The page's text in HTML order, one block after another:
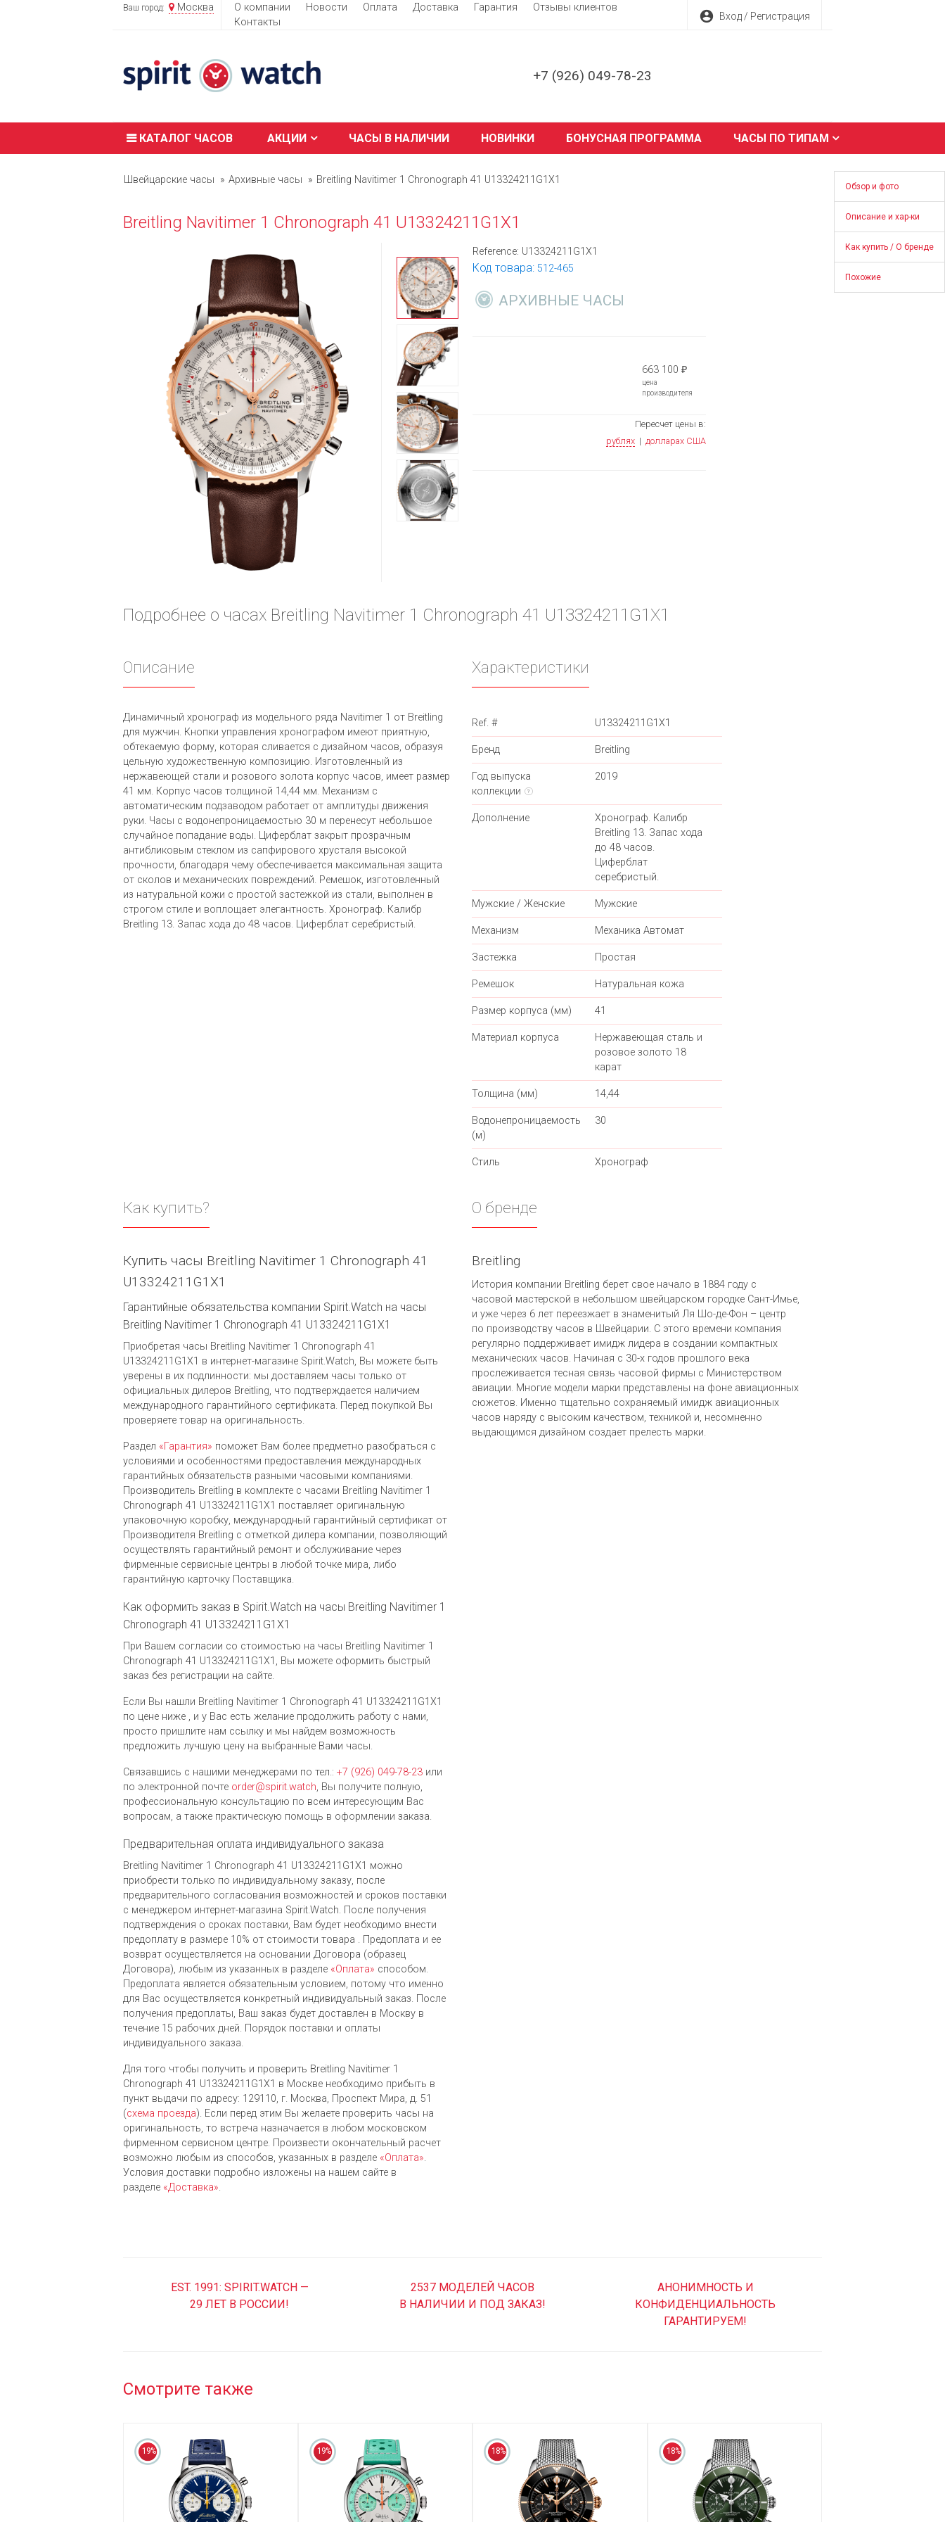
Ваш город: Москва О компании Новости Оплата Доставка Гарантия
Отзывы клиентов
Контакты
account_circle Вход / Регистрация
+7 (926) 049-78-23
КАТАЛОГ ЧАСОВ АКЦИИ ЧАСЫ В НАЛИЧИИ НОВИНКИ БОНУСНАЯ ПРОГРАММА ЧАСЫ ПО ТИПАМ
Обзор и фото
Описание и хар-ки
Как купить / О бренде
Похожие
Швейцарские часы Архивные часы Breitling Navitimer 1 Chronograph 41 U13324211G1X1
Breitling Navitimer 1 Chronograph 41 U13324211G1X1
Reference: U13324211G1X1
Код товара: 512-465
АРХИВНЫЕ ЧАСЫ
663 100₽
цена
производителя
Пересчет цены в:
рублях | долларах США
Подробнее о часах Breitling Navitimer 1 Chronograph 41 U13324211G1X1
Описание
Динамичный хронограф из модельного ряда Navitimer 1 от Breitling
для мужчин. Кнопки управления хронографом имеют приятную,
обтекаемую форму, которая сливается с дизайном часов, образуя
цельную художественную композицию. Изготовленный из
нержавеющей стали и розового золота корпус часов, имеет размер
41 мм. Корпус часов толщиной 14,44 мм. Механизм с
автоматическим подзаводом работает от амплитуды движения
руки. Часы с водонепроницаемостью 30 м перенесут небольшое
случайное попадание воды. Циферблат закрыт прозрачным
антибликовым стеклом из сапфирового хрусталя высокой
прочности, благодаря чему обеспечивается максимальная защита
от сколов и механических повреждений. Ремешок, изготовленный
из натуральной кожи с простой застежкой из стали, выполнен в
строгом стиле и воплощает элегантность. Хронограф. Калибр
Breitling 13. Запас хода до 48 часов. Циферблат серебристый.
Характеристики
Ref. # U13324211G1X1
Бренд Breitling
Год выпуска
коллекции
?
2019
Дополнение
Хронограф. Калибр
Breitling 13. Запас хода
до 48 часов.
Циферблат
серебристый.
Мужские / Женские Мужские
Механизм Механика Автомат
Застежка Простая
Ремешок Натуральная кожа
Размер корпуса (мм) 41
Материал корпуса
Нержавеющая сталь и
розовое золото 18
карат
Толщина (мм) 14,44
Водонепроницаемость
(м)
30
Стиль Хронограф
Как купить?
Купить часы Breitling Navitimer 1 Chronograph 41
U13324211G1X1
Гарантийные обязательства компании Spirit.Watch на часы
Breitling Navitimer 1 Chronograph 41 U13324211G1X1
Приобретая часы Breitling Navitimer 1 Chronograph 41
U13324211G1X1 в интернет-магазине Spirit.Watch, Вы можете быть
уверены в их подлинности: мы доставляем часы только от
официальных дилеров Breitling, что подтверждается наличием
международного гарантийного сертификата. Перед покупкой Вы
проверяете товар на оригинальность.
Раздел «Гарантия» поможет Вам более предметно разобраться с
условиями и особенностями предоставления международных
гарантийных обязательств разными часовыми компаниями.
Производитель Breitling в комплекте с часами Breitling Navitimer 1
Chronograph 41 U13324211G1X1 поставляет оригинальную
упаковочную коробку, международный гарантийный сертификат от
Производителя Breitling c отметкой дилера компании, позволяющий
осуществлять гарантийный ремонт и обслуживание через
фирменные сервисные центры в любой точке мира, либо
гарантийную карточку Поставщика.
Как оформить заказ в Spirit.Watch на часы Breitling Navitimer 1
Chronograph 41 U13324211G1X1
При Вашем согласии со стоимостью на часы Breitling Navitimer 1
Chronograph 41 U13324211G1X1, Вы можете оформить быстрый
заказ без регистрации на сайте.
Если Вы нашли Breitling Navitimer 1 Chronograph 41 U13324211G1X1
по цене ниже , и у Вас есть желание продолжить работу с нами,
просто пришлите нам ссылку и мы найдем возможность
предложить лучшую цену на выбранные Вами часы.
Связавшись с нашими менеджерами по тел.: +7 (926) 049-78-23 или
по электронной почте order@spirit.watch, Вы получите полную,
профессиональную консультацию по всем интересующим Вас
вопросам, а также практическую помощь в оформлении заказа.
Предварительная оплата индивидуального заказа
Breitling Navitimer 1 Chronograph 41 U13324211G1X1 можно
приобрести только по индивидуальному заказу, после
предварительного согласования возможностей и сроков поставки
с менеджером интернет-магазина Spirit.Watch. После получения
подтверждения о сроках поставки, Вам будет необходимо внести
предоплату в размере 10% от стоимости товара . Предоплата и ее
возврат осуществляется на основании Договора (образец
Договора), любым из указанных в разделе «Оплата» способом.
Предоплата является обязательным условием, потому что именно
для Вас осуществляется конкретный индивидуальный заказ. После
получения предоплаты, Ваш заказ будет доставлен в Москву в
течение 15 рабочих дней. Порядок поставки и оплаты
индивидуального заказа.
Для того чтобы получить и проверить Breitling Navitimer 1
Chronograph 41 U13324211G1X1 в Москве необходимо прибыть в
пункт выдачи по адресу: 129110, г. Москва, Проспект Мира, д. 51
(схема проезда). Если перед этим Вы желаете проверить часы на
оригинальность, то встреча назначается в любом московском
фирменном сервисном центре. Произвести окончательный расчет
возможно любым из cпособов, указанных в разделе «Оплата».
Условия доставки подробно изложены на нашем сайте в
разделе «Доставка».
О бренде
Breitling
История компании Breitling берет свое начало в 1884 году с
часовой мастерской в небольшом швейцарском городке Сант-Имье,
и уже через 6 лет переезжает в знаменитый Ля Шо-де-Фон – центр
по производству часов в Швейцарии. С этого времени компания
регулярно поддерживает имидж лидера в создании компактных
механических часов. Начиная с 30-х годов прошлого века
прослеживается тесная связь часовой фирмы с Министерством
авиации. Многие модели марки представлены на фоне авиационных
сюжетов. Именно тщательно сохраняемый имидж авиационных
часов наряду с высоким качеством, техникой и, несомненно
выдающимся дизайном создает прелесть марки.
EST. 1991: SPIRIT.WATCH —
29 ЛЕТ В РОССИИ!
2537 МОДЕЛЕЙ ЧАСОВ
В НАЛИЧИИ И ПОД ЗАКАЗ!
АНОНИМНОСТЬ И
КОНФИДЕНЦИАЛЬНОСТЬ
ГАРАНТИРУЕМ!
Смотрите также
19% 19% 18% 18%